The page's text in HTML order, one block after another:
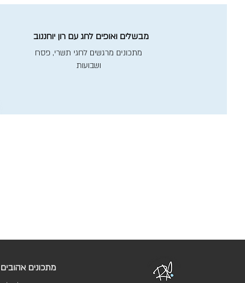
מבשלים ואופים לחג עם רון יוחננוב
מתכונים מרגשים לחגי תשרי, פסח
ושבועות
מתכונים אהובים